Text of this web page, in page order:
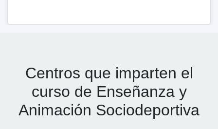
Centros que imparten el
curso de Enseñanza y
Animación Sociodeportiva